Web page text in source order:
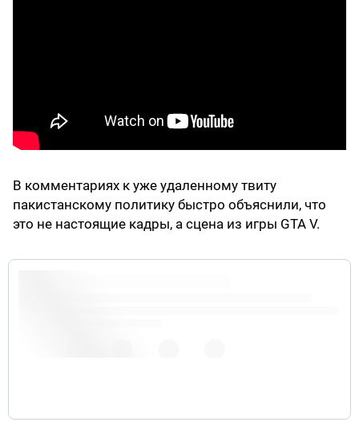
В комментариях к уже удаленному твиту
пакистанскому политику быстро объяснили, что
это не настоящие кадры, а сцена из игры GTA V.
Hello, this is a simulation video. Such things aren't